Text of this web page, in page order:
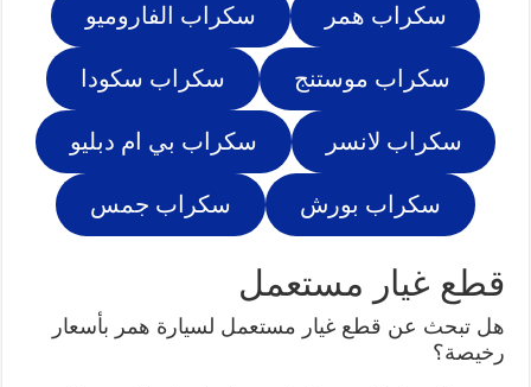
سكراب همر سكراب الفاروميو
سكراب موستنج سكراب سكودا
سكراب لانسر سكراب بي ام دبليو
سكراب بورش سكراب جمس
قطع غيار مستعمل
هل تبحث عن قطع غيار مستعمل لسيارة همر بأسعار
رخيصة؟